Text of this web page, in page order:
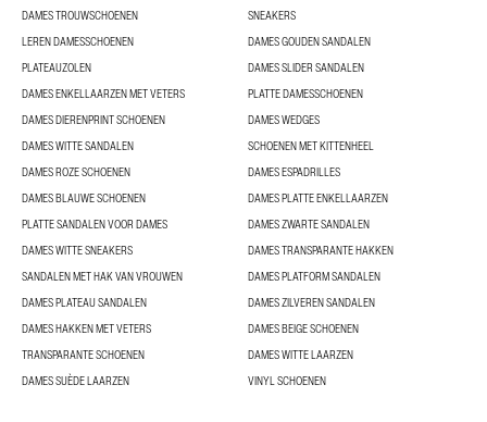
DAMES TROUWSCHOENEN
SNEAKERS
LEREN DAMESSCHOENEN
DAMES GOUDEN SANDALEN
PLATEAUZOLEN
DAMES SLIDER SANDALEN
DAMES ENKELLAARZEN MET VETERS
PLATTE DAMESSCHOENEN
DAMES DIERENPRINT SCHOENEN
DAMES WEDGES
DAMES WITTE SANDALEN
SCHOENEN MET KITTENHEEL
DAMES ROZE SCHOENEN
DAMES ESPADRILLES
DAMES BLAUWE SCHOENEN
DAMES PLATTE ENKELLAARZEN
PLATTE SANDALEN VOOR DAMES
DAMES ZWARTE SANDALEN
DAMES WITTE SNEAKERS
DAMES TRANSPARANTE HAKKEN
SANDALEN MET HAK VAN VROUWEN
DAMES PLATFORM SANDALEN
DAMES PLATEAU SANDALEN
DAMES ZILVEREN SANDALEN
DAMES HAKKEN MET VETERS
DAMES BEIGE SCHOENEN
TRANSPARANTE SCHOENEN
DAMES WITTE LAARZEN
DAMES SUÈDE LAARZEN
VINYL SCHOENEN